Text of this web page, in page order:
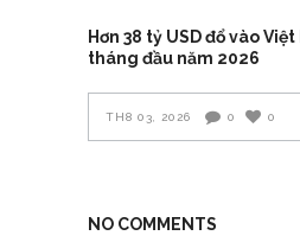
Hơn 38 tỷ USD đổ vào
tháng đầu năm 2026
TH8 03, 2026 0 0
NO COMMENTS